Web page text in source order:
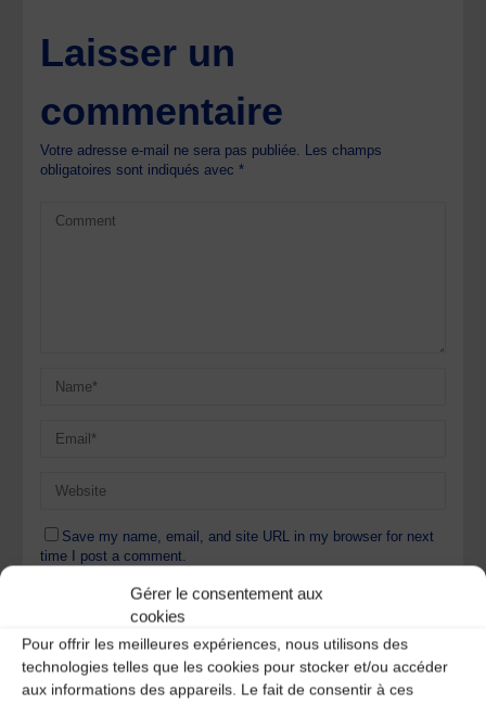
Gérer le consentement aux
cookies
Pour offrir les meilleures expériences, nous utilisons des
technologies telles que les cookies pour stocker et/ou accéder
aux informations des appareils. Le fait de consentir à ces
Laisser un
commentaire
Votre adresse e-mail ne sera pas publiée. Les champs
obligatoires sont indiqués avec*
Save my name, email, and site URL in my browser for next
time I post a comment.
Ce site utilise Akismet pour réduire les indésirables.En
savoir plus sur la façon dont les données de vos
commentaires sont traitées